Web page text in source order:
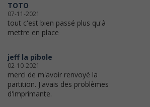
TOTO
07-11-2021
tout c'est bien passé plus qu'à
mettre en place
jeff la pibole
02-10-2021
merci de m'avoir renvoyé la
partition. J'avais des problèmes
d'imprimante.